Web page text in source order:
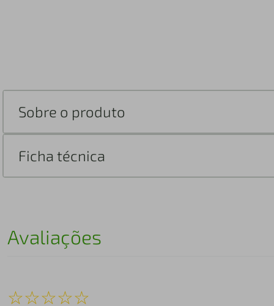
Sobre o produto
Ficha técnica
Avaliações
☆☆☆☆☆